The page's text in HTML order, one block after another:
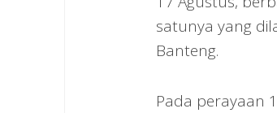
satunya yang
Banteng.
Pada perayaan